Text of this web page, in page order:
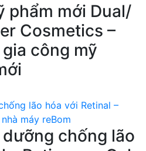
phẩm mới Dual/
Cosmetics –
công mỹ
chống lão